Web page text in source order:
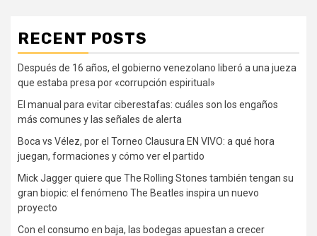
RECENT POSTS
Después de 16 años, el gobierno venezolano liberó a una jueza
que estaba presa por «corrupción espiritual»
El manual para evitar ciberestafas: cuáles son los engaños
más comunes y las señales de alerta
Boca vs Vélez, por el Torneo Clausura EN VIVO: a qué hora
juegan, formaciones y cómo ver el partido
Mick Jagger quiere que The Rolling Stones también tengan su
gran biopic: el fenómeno The Beatles inspira un nuevo
proyecto
Con el consumo en baja, las bodegas apuestan a crecer